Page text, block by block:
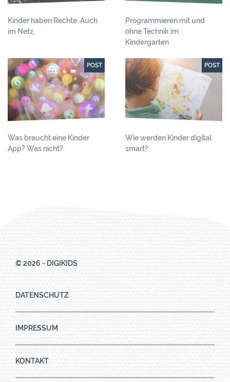
Kinder haben Rechte. Auch
im Netz.
Programmieren mit und
ohne Technik im
Kindergarten
POST
Was braucht eine Kinder
App? Was nicht?
POST
Wie werden Kinder digital
smart?
© 2026 - DIGIKIDS
DATENSCHUTZ
IMPRESSUM
KONTAKT